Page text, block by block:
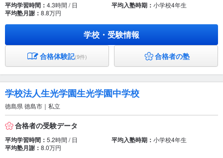
平均学習時間： 4.3時間 / 日 平均入塾時期： 小学校4年生
平均塾月謝： 8.8万円
学校・受験情報
合格体験記(9件) 合格者の塾
学校法人生光学園生光学園中学校
徳島県 徳島市｜私立
合格者の受験データ
平均学習時間： 5.2時間 / 日 平均入塾時期： 小学校4年生
平均塾月謝： 8.0万円